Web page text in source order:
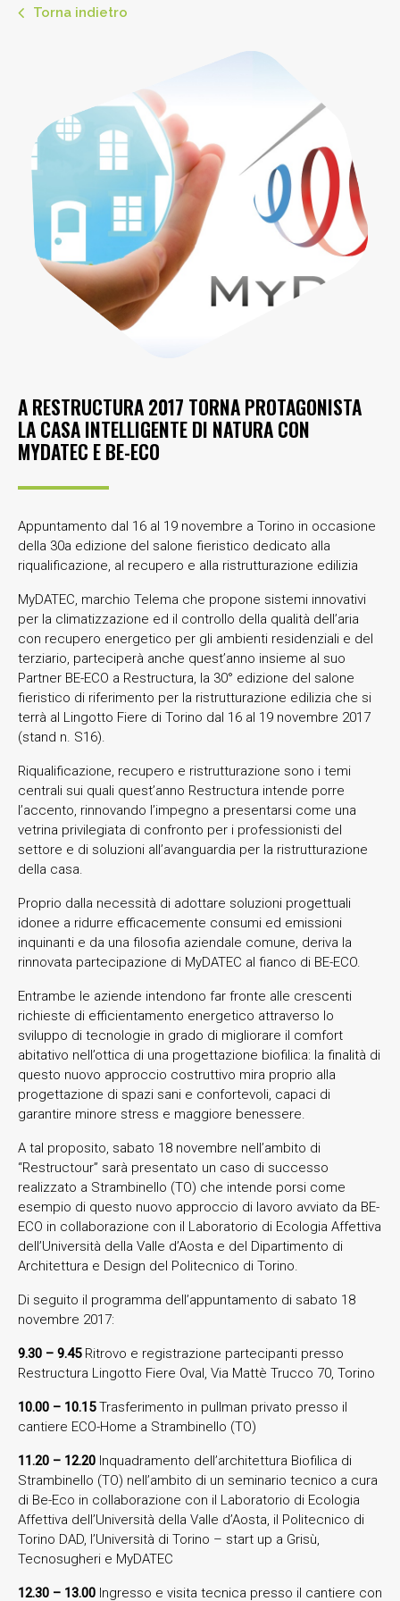
Torna indietro
A RESTRUCTURA 2017 TORNA PROTAGONISTA
LA CASA INTELLIGENTE DI NATURA CON
MYDATEC E BE-ECO
Appuntamento dal 16 al 19 novembre a Torino in occasione
della 30a edizione del salone fieristico dedicato alla
riqualificazione, al recupero e alla ristrutturazione edilizia
MyDATEC, marchio Telema che propone sistemi innovativi
per la climatizzazione ed il controllo della qualità dell’aria
con recupero energetico per gli ambienti residenziali e del
terziario, parteciperà anche quest’anno insieme al suo
Partner BE-ECO a Restructura, la 30° edizione del salone
fieristico di riferimento per la ristrutturazione edilizia che si
terrà al Lingotto Fiere di Torino dal 16 al 19 novembre 2017
(stand n. S16).
Riqualificazione, recupero e ristrutturazione sono i temi
centrali sui quali quest’anno Restructura intende porre
l’accento, rinnovando l’impegno a presentarsi come una
vetrina privilegiata di confronto per i professionisti del
settore e di soluzioni all’avanguardia per la ristrutturazione
della casa.
Proprio dalla necessità di adottare soluzioni progettuali
idonee a ridurre efficacemente consumi ed emissioni
inquinanti e da una filosofia aziendale comune, deriva la
rinnovata partecipazione di MyDATEC al fianco di BE-ECO.
Entrambe le aziende intendono far fronte alle crescenti
richieste di efficientamento energetico attraverso lo
sviluppo di tecnologie in grado di migliorare il comfort
abitativo nell’ottica di una progettazione biofilica: la finalità di
questo nuovo approccio costruttivo mira proprio alla
progettazione di spazi sani e confortevoli, capaci di
garantire minore stress e maggiore benessere.
A tal proposito, sabato 18 novembre nell’ambito di
“Restructour” sarà presentato un caso di successo
realizzato a Strambinello (TO) che intende porsi come
esempio di questo nuovo approccio di lavoro avviato da BE-
ECO in collaborazione con il Laboratorio di Ecologia Affettiva
dell’Università della Valle d’Aosta e del Dipartimento di
Architettura e Design del Politecnico di Torino.
Di seguito il programma dell’appuntamento di sabato 18
novembre 2017:
9.30 – 9.45Ritrovo e registrazione partecipanti presso
Restructura Lingotto Fiere Oval, Via Mattè Trucco 70, Torino
10.00 – 10.15Trasferimento in pullman privato presso il
cantiere ECO-Home a Strambinello (TO)
11.20 – 12.20 Inquadramento dell’architettura Biofilica di
Strambinello (TO) nell’ambito di un seminario tecnico a cura
di Be-Eco in collaborazione con il Laboratorio di Ecologia
Affettiva dell’Università della Valle d’Aosta, il Politecnico di
Torino DAD, l’Università di Torino – start up a Grisù,
Tecnosugheri e MyDATEC
12.30 – 13.00 Ingresso e visita tecnica presso il cantiere con